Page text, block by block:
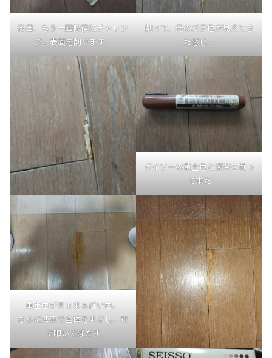
後日、もう一回修復にチャレン
ジ。表面を削ります。
削って、元のパテ色が見えてき
た感じ。
ダイソーの黄土色と薄茶を買っ
て来た
黄土色がまぁまぁ近い色。
さらに薄茶で全体をまぶし、布
で叩いてぼかす